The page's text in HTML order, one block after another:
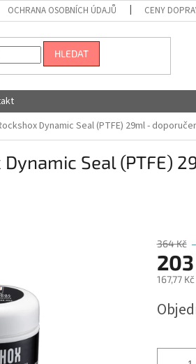
OCHRANA OSOBNÍCH ÚDAJŮ CENY
HLEDAT
Dynamic Seal (PTFE) 29ml -
Seal (PTFE)
364 Kč
167,77
cena: